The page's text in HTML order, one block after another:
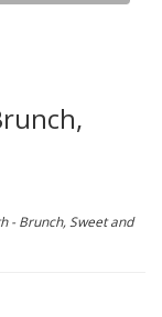
- Brunch, Sweet and